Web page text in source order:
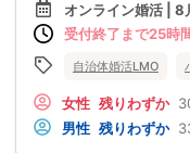
オンライン婚活 |
受付終了まで25時
自治体婚活LMO
女性 残りわずか
男性 残りわずか